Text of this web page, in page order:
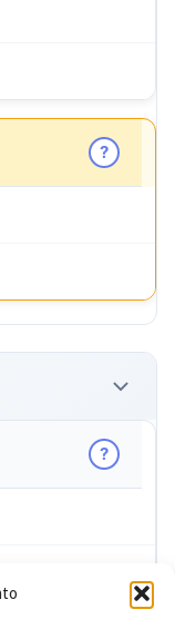
?
?